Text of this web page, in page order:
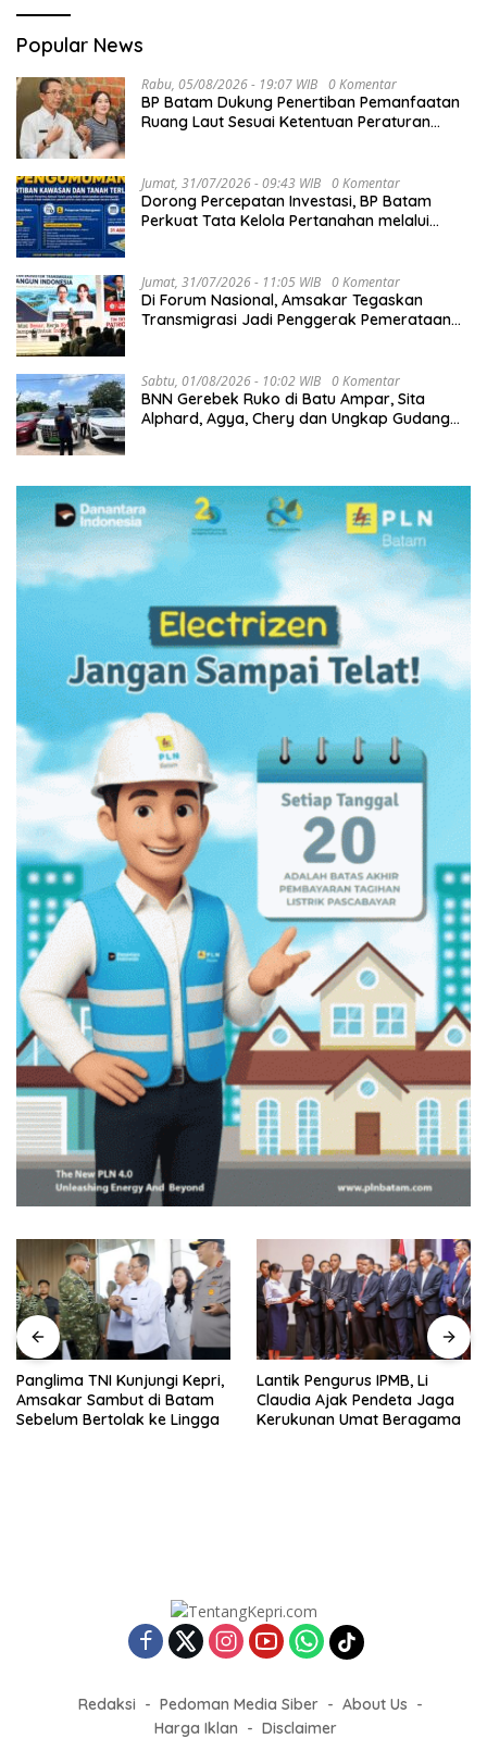
Popular News
Rabu, 05/08/2026 - 19:07 WIB 0 Komentar
BP Batam Dukung Penertiban Pemanfaatan
Ruang Laut Sesuai Ketentuan Peraturan
Jumat, 31/07/2026 - 09:43 WIB 0 Komentar
Dorong Percepatan Investasi, BP Batam
Perkuat Tata Kelola Pertanahan melalui
Jumat, 31/07/2026 - 11:05 WIB 0 Komentar
Di Forum Nasional, Amsakar Tegaskan
Transmigrasi Jadi Penggerak Pemerataan
Sabtu, 01/08/2026 - 10:02 WIB 0 Komentar
BNN Gerebek Ruko di Batu Ampar, Sita
Alphard, Agya, Chery dan Ungkap Gudang
Panglima TNI Kunjungi Kepri,
Amsakar Sambut di Batam
Sebelum Bertolak ke Lingga
Lantik Pengurus IPMB, Li
Claudia Ajak Pendeta Jaga
Kerukunan Umat Beragama
Redaksi Pedoman Media Siber
About Us
Harga Iklan
Disclaimer